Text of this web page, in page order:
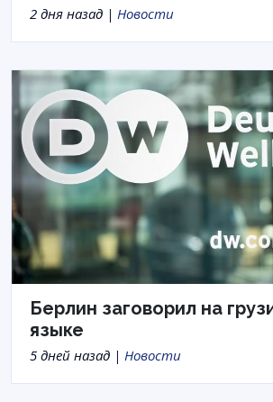
2 дня назад | Новости
Берлин заговорил на
языке
5 дней назад | Новости